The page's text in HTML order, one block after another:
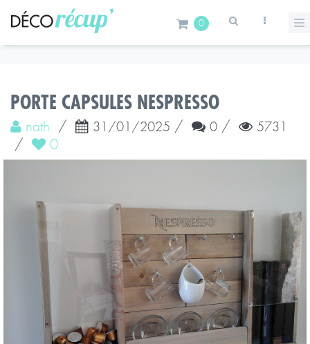
0
PORTE CAPSULES NESPRESSO
nath / 31/01/2025 / 0 / 5731
/ 0